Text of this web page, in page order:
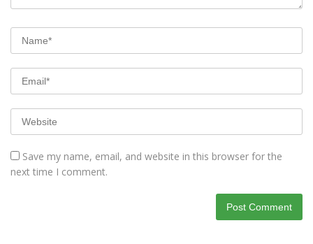
Save my name, email, and website in this browser for the
next time I comment.